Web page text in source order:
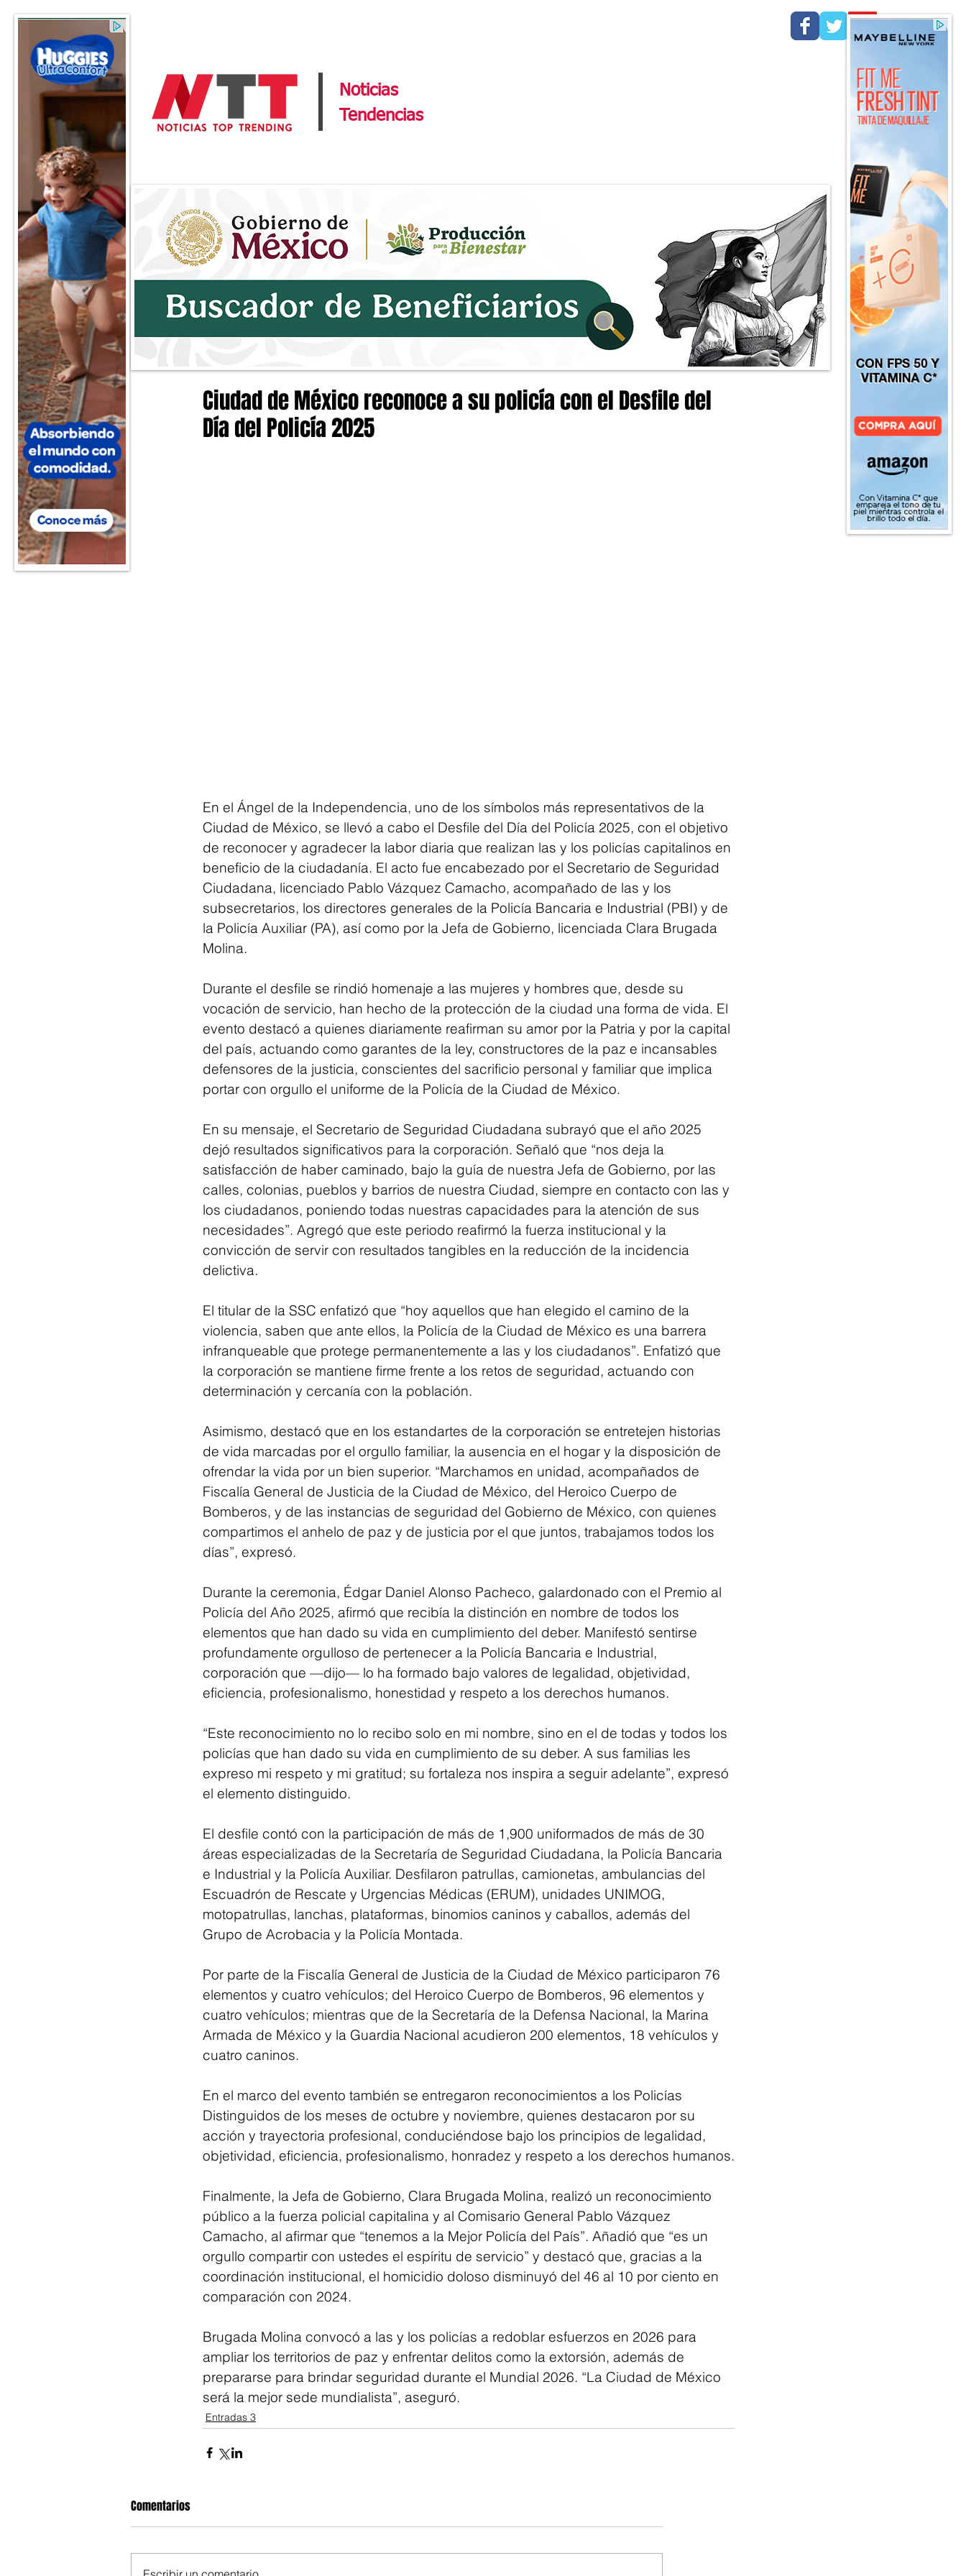
Noticias
Tendencias
Ciudad de México reconoce a su policía con el Desfile del
Día del Policía 2025
En el Ángel de la Independencia, uno de los símbolos más representativos de la
Ciudad de México, se llevó a cabo el Desfile del Día del Policía 2025, con el objetivo
de reconocer y agradecer la labor diaria que realizan las y los policías capitalinos en
beneficio de la ciudadanía. El acto fue encabezado por el Secretario de Seguridad
Ciudadana, licenciado Pablo Vázquez Camacho, acompañado de las y los
subsecretarios, los directores generales de la Policía Bancaria e Industrial (PBI) y de
la Policía Auxiliar (PA), así como por la Jefa de Gobierno, licenciada Clara Brugada
Molina.
Durante el desfile se rindió homenaje a las mujeres y hombres que, desde su
vocación de servicio, han hecho de la protección de la ciudad una forma de vida. El
evento destacó a quienes diariamente reafirman su amor por la Patria y por la capital
del país, actuando como garantes de la ley, constructores de la paz e incansables
defensores de la justicia, conscientes del sacrificio personal y familiar que implica
portar con orgullo el uniforme de la Policía de la Ciudad de México.
En su mensaje, el Secretario de Seguridad Ciudadana subrayó que el año 2025
dejó resultados significativos para la corporación. Señaló que “nos deja la
satisfacción de haber caminado, bajo la guía de nuestra Jefa de Gobierno, por las
calles, colonias, pueblos y barrios de nuestra Ciudad, siempre en contacto con las y
los ciudadanos, poniendo todas nuestras capacidades para la atención de sus
necesidades”. Agregó que este periodo reafirmó la fuerza institucional y la
convicción de servir con resultados tangibles en la reducción de la incidencia
delictiva.
El titular de la SSC enfatizó que “hoy aquellos que han elegido el camino de la
violencia, saben que ante ellos, la Policía de la Ciudad de México es una barrera
infranqueable que protege permanentemente a las y los ciudadanos”. Enfatizó que
la corporación se mantiene firme frente a los retos de seguridad, actuando con
determinación y cercanía con la población.
Asimismo, destacó que en los estandartes de la corporación se entretejen historias
de vida marcadas por el orgullo familiar, la ausencia en el hogar y la disposición de
ofrendar la vida por un bien superior. “Marchamos en unidad, acompañados de
Fiscalía General de Justicia de la Ciudad de México, del Heroico Cuerpo de
Bomberos, y de las instancias de seguridad del Gobierno de México, con quienes
compartimos el anhelo de paz y de justicia por el que juntos, trabajamos todos los
días”, expresó.
Durante la ceremonia, Édgar Daniel Alonso Pacheco, galardonado con el Premio al
Policía del Año 2025, afirmó que recibía la distinción en nombre de todos los
elementos que han dado su vida en cumplimiento del deber. Manifestó sentirse
profundamente orgulloso de pertenecer a la Policía Bancaria e Industrial,
corporación que —dijo— lo ha formado bajo valores de legalidad, objetividad,
eficiencia, profesionalismo, honestidad y respeto a los derechos humanos.
“Este reconocimiento no lo recibo solo en mi nombre, sino en el de todas y todos los
policías que han dado su vida en cumplimiento de su deber. A sus familias les
expreso mi respeto y mi gratitud; su fortaleza nos inspira a seguir adelante”, expresó
el elemento distinguido.
El desfile contó con la participación de más de 1,900 uniformados de más de 30
áreas especializadas de la Secretaría de Seguridad Ciudadana, la Policía Bancaria
e Industrial y la Policía Auxiliar. Desfilaron patrullas, camionetas, ambulancias del
Escuadrón de Rescate y Urgencias Médicas (ERUM), unidades UNIMOG,
motopatrullas, lanchas, plataformas, binomios caninos y caballos, además del
Grupo de Acrobacia y la Policía Montada.
Por parte de la Fiscalía General de Justicia de la Ciudad de México participaron 76
elementos y cuatro vehículos; del Heroico Cuerpo de Bomberos, 96 elementos y
cuatro vehículos; mientras que de la Secretaría de la Defensa Nacional, la Marina
Armada de México y la Guardia Nacional acudieron 200 elementos, 18 vehículos y
cuatro caninos.
En el marco del evento también se entregaron reconocimientos a los Policías
Distinguidos de los meses de octubre y noviembre, quienes destacaron por su
acción y trayectoria profesional, conduciéndose bajo los principios de legalidad,
objetividad, eficiencia, profesionalismo, honradez y respeto a los derechos humanos.
Finalmente, la Jefa de Gobierno, Clara Brugada Molina, realizó un reconocimiento
público a la fuerza policial capitalina y al Comisario General Pablo Vázquez
Camacho, al afirmar que “tenemos a la Mejor Policía del País”. Añadió que “es un
orgullo compartir con ustedes el espíritu de servicio” y destacó que, gracias a la
coordinación institucional, el homicidio doloso disminuyó del 46 al 10 por ciento en
comparación con 2024.
Brugada Molina convocó a las y los policías a redoblar esfuerzos en 2026 para
ampliar los territorios de paz y enfrentar delitos como la extorsión, además de
prepararse para brindar seguridad durante el Mundial 2026. “La Ciudad de México
será la mejor sede mundialista”, aseguró.
Entradas 3
Comentarios